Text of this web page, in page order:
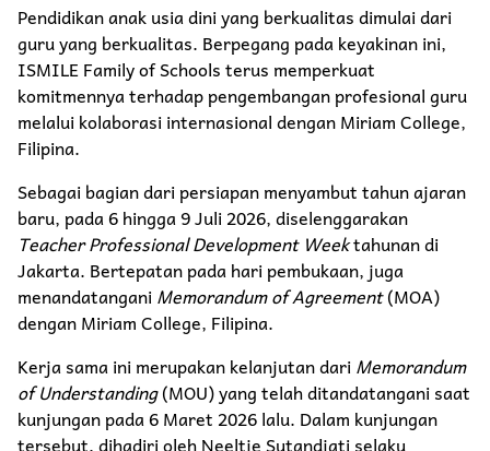
Pendidikan anak usia dini yang berkualitas dimulai dari
guru yang berkualitas. Berpegang pada keyakinan ini,
ISMILE Family of Schools terus memperkuat
komitmennya terhadap pengembangan profesional guru
melalui kolaborasi internasional dengan Miriam College,
Filipina.
Sebagai bagian dari persiapan menyambut tahun ajaran
baru, pada 6 hingga 9 Juli 2026, diselenggarakan
Teacher Professional Development Weektahunan di
Jakarta. Bertepatan pada hari pembukaan, juga
menandatangani Memorandum of Agreement(MOA)
dengan Miriam College, Filipina.
Kerja sama ini merupakan kelanjutan dari Memorandum
of Understanding(MOU) yang telah ditandatangani saat
kunjungan pada 6 Maret 2026 lalu. Dalam kunjungan
tersebut, dihadiri oleh Neeltje Sutandjati selaku